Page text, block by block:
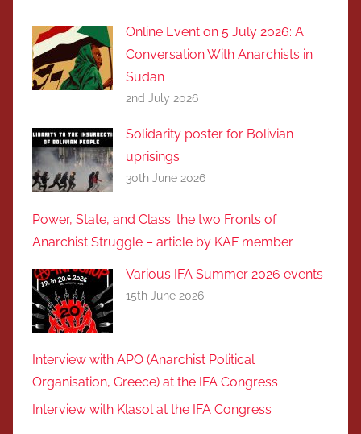
Online Event on 5 July 2026: A
Conversation With Anarchists in
Sudan
2nd July 2026
Solidarity poster for Bolivian
uprisings
30th June 2026
Power, State, and Class: the two Fronts of
Anarchist Struggle – article by KAF member
Various IFA Summer 2026 events
15th June 2026
Interview with APO (Anarchist Political
Organisation, Greece) at the IFA Congress
Interview with Klasol at the IFA Congress